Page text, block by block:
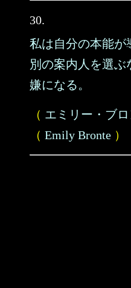
30.
私は自分の本能が
別の案内人を選ぶ
嫌になる。
（ エミリー・ブ
（ Emily Bronte ）